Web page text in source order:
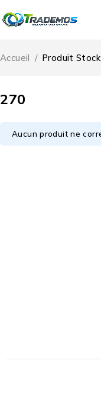
270
Accueil / Produit
Aucun produit ne